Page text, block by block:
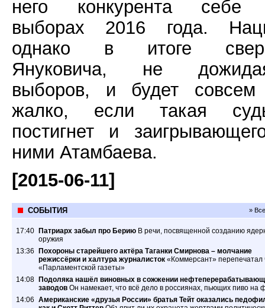
него конкурента себе
выборах 2016 года.
однако в итоге
Януковича, не
выборов, и будет
жалко, если такая
постигнет и
ними Атамбаева.
[2015-06-11]
СОБЫТИЯ »
17:40 Патриарх забыл про Берию В речи, посвященной созданию
оружия
13:36
Похороны старейшего актёра Таганки Смирнова – молчание
режиссёрки и халтура журналисток «Коммерсант» перепечатал
«Парламентской газеты»
14:08
Подоляка нашёл виновных в сожжении
заводов Он намекает, что всё дело в россиянах, пьющих пиво на
14:06 Американские «друзья России» братья Тейт оказались